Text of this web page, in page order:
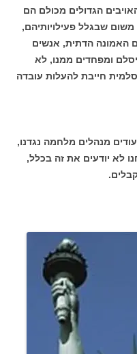
הגדולים מכולם הם
שבגלל פעילויותיהם,
האמונה הדתית, אנשים
ומפחדים ממנו, לא
חייבת להעלות עובדה
מנהלים מלחמה נגדנו,
לא יודעים את זה בכלל,